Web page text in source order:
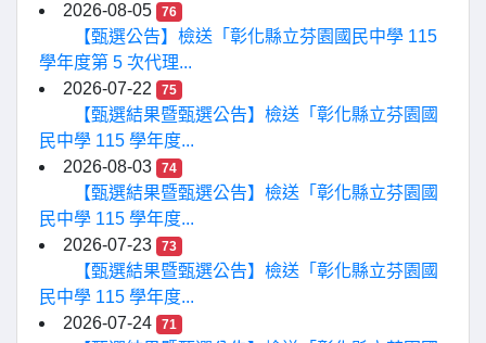
2026-08-05
76
【甄選公告】檢送「彰化縣立芬園國民中學 115
學年度第 5 次代理...
2026-07-22
75
【甄選結果暨甄選公告】檢送「彰化縣立芬園國
民中學 115 學年度...
2026-08-03
74
【甄選結果暨甄選公告】檢送「彰化縣立芬園國
民中學 115 學年度...
2026-07-23
73
【甄選結果暨甄選公告】檢送「彰化縣立芬園國
民中學 115 學年度...
2026-07-24
71